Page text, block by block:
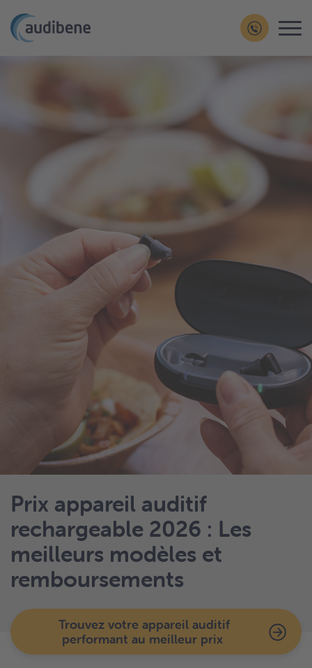
Prix appareil auditif
rechargeable 2026 : Les
meilleurs modèles et
remboursements
Trouvez votre appareil auditif
performant au meilleur prix